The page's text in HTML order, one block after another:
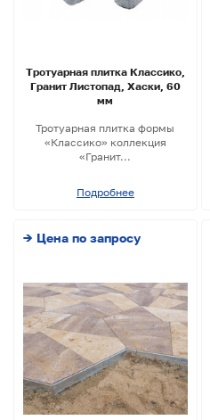
Тротуарная плитка Классико,
Гранит Листопад, Хаски, 60
мм
Тротуарная плитка формы
«Классико» коллекция
«Гранит...
Подробнее
→ Цена по запросу